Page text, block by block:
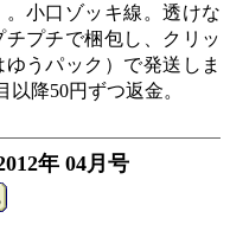
小口ゾッキ線。透けな
プチで梱包し、クリッ
うパック）で発送しま
降50円ずつ返金。
年 04月号